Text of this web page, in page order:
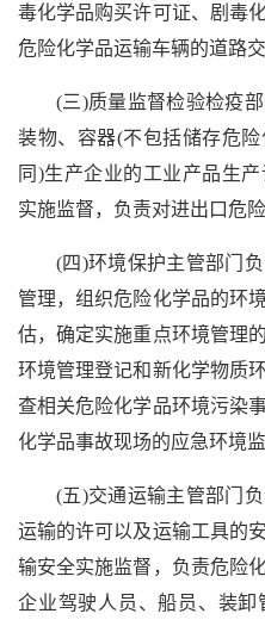
毒化学品购买许可证、剧毒
危险化学品运输车辆的道路交
(三)质量监督检验检疫
装物、容器(不包括储存危
同)生产企业的工业产品生
实施监督，负责对进出口危
(四)环境保护主管部门
管理，组织危险化学品的环
估，确定实施重点环境管理
环境管理登记和新化学物质
查相关危险化学品环境污染
化学品事故现场的应急环境监
(五)交通运输主管部门
运输的许可以及运输工具的
输安全实施监督，负责危险
企业驾驶人员、船员、装